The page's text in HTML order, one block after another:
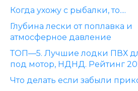
Когда ухожу с рыбалки, то....
Глубина лески от поплавка и
атмосферное давление
ТОП—5. Лучшие лодки ПВХ
под мотор, НДНД. Рейтинг
Что делать если забыли